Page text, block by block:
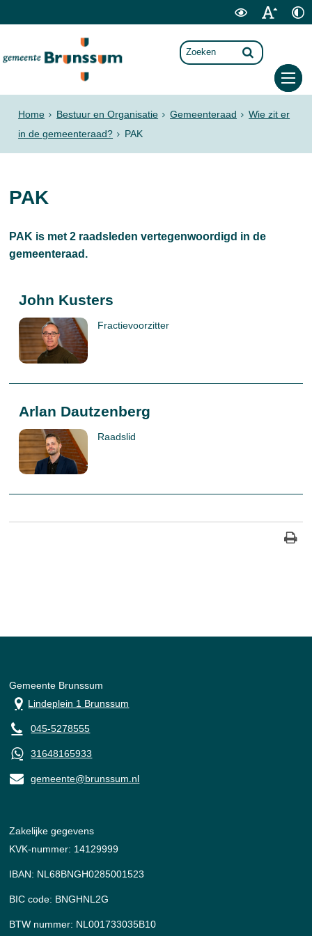
Home Bestuur en Organisatie Gemeenteraad
Wie zit er
in de gemeenteraad?
PAK
PAK
PAK is met 2 raadsleden vertegenwoordigd in de
gemeenteraad.
John Kusters
Fractievoorzitter
Arlan Dautzenberg
Raadslid
Gemeente Brunssum
Lindeplein 1 Brunssum
045-5278555
31648165933
gemeente@brunssum.nl
Zakelijke gegevens
KVK-nummer: 14129999
IBAN: NL68BNGH0285001523
BIC code: BNGHNL2G
BTW nummer: NL001733035B10